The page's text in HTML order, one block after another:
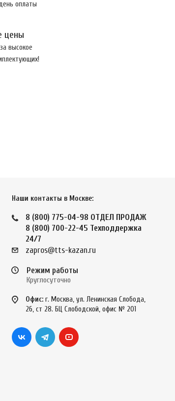
оплаты
цены
высокое
Наши контакты в Москве:
8 (800) 775-04-98 ОТДЕЛ ПРОДАЖ
8 (800) 700-22-45 Техподдержка
24/7
zapros@tts-kazan.ru
Режим работы
Круглосуточно
Офис: г. Москва, ул. Ленинская Слобода,
26, ст 28. БЦ Слободской, офис № 201